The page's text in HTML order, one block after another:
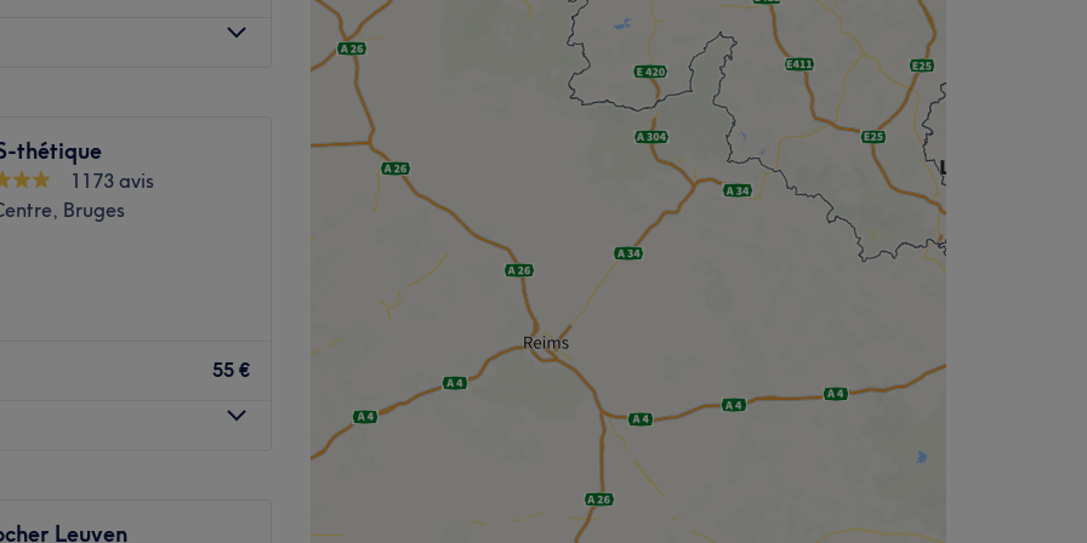
ook professioneel
warm ontvangst en
de beauté.
Bruxelles. Vous serez
serez séduit par leur
plus que vous !
thétique
1173 avis
Bruges
55 €
Leuven